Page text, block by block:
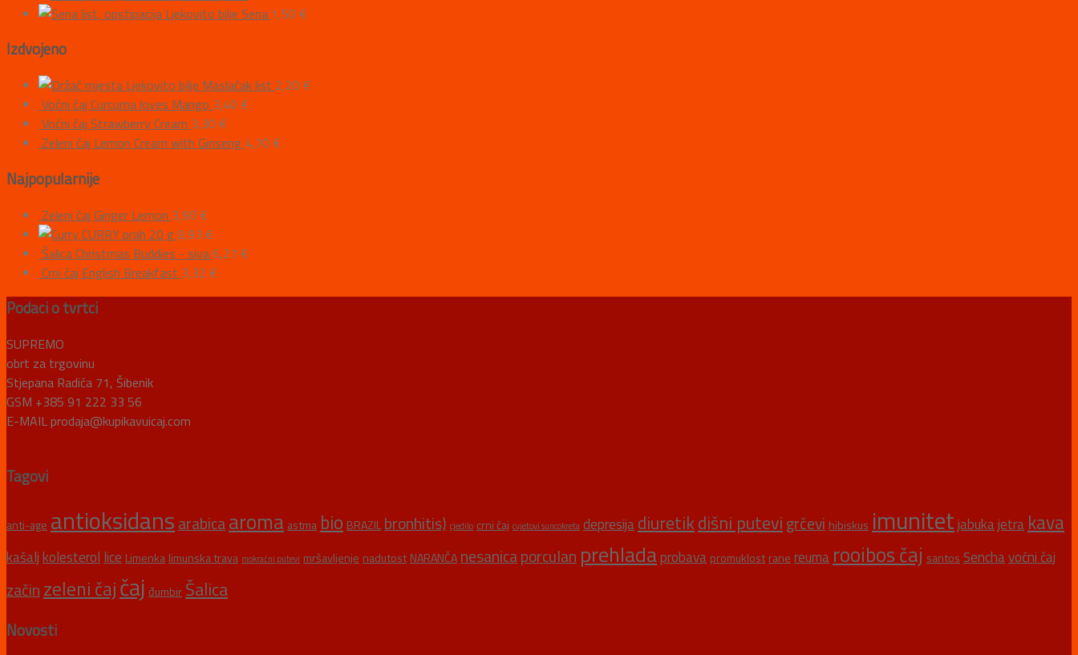
Ljekovito bilje Sena 1,50 €
Izdvojeno
Ljekovito bilje Maslačak list 2,20 €
Voćni čaj Curcuma loves Mango 3,40 €
Voćni čaj Strawberry Cream 3,30 €
Zeleni čaj Lemon Cream with Ginseng 4,70 €
Najpopularnije
Zeleni čaj Ginger Lemon 3,90 €
CURRY prah 20 g 0,93 €
Šalica Christmas Buddies - siva6,27 €
Crni čaj English Breakfast 3,32 €
Podaci o tvrtci
SUPREMO
obrt za trgovinu
Stjepana Radića 71, Šibenik
GSM +385 91 222 33 56
E-MAIL prodaja@kupikavuicaj.com
Tagovi
anti-age antioksidans arabicaaroma astma bio BRAZIL bronhitis) cjedilo crni čaj cvjetovi suncokreta depresijadiuretikdišni putevi grčevi hibiskus imunitetjabukajetra kava
kašaljkolesterol lice Limenka limunska trava mokraćni putevi mršavljenje nadutost NARANČA nesanicaporculan prehladaprobava promuklost rane reuma rooibos čaj santos Senchavoćni čaj
začin zeleni čajčaj đumbir Šalica
Novosti